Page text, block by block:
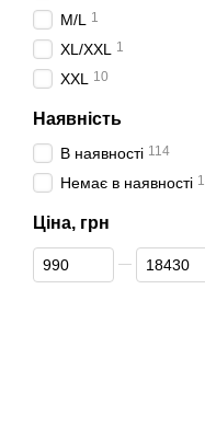
M/L 1
XL/XXL 1
XXL 10
Наявність
В наявності 114
Немає в наявності
Ціна, грн
Від Ціна, грн
До Ціна, грн